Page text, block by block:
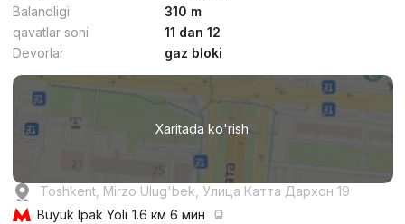
Balandligi
310 m
qavatlar soni
11 dan 12
Devorlar
gaz bloki
Xaritada ko'rish
Toshkent, Mirzo Ulug'bek, Улица Катта Дархон 19
Buyuk Ipak Yoli 1.6 км 6 мин